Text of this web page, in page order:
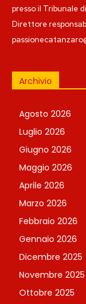
presso il Tribunale
Direttore
Archivio
Agosto 2026
Luglio 2026
Giugno 2026
Maggio 2026
Aprile 2026
Marzo 2026
Febbraio 2026
Gennaio 2026
Dicembre 2025
Novembre 2025
Ottobre 2025